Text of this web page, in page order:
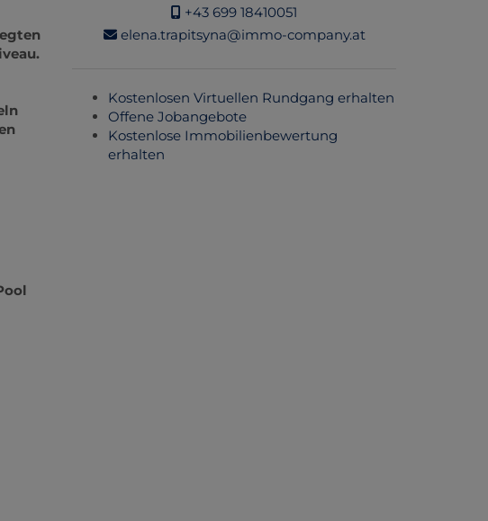
+43 699 18410051
elena.trapitsyna@immo-company.at
Kostenlosen Virtuellen Rundgang erhalten
Offene Jobangebote
Kostenlose Immobilienbewertung
erhalten